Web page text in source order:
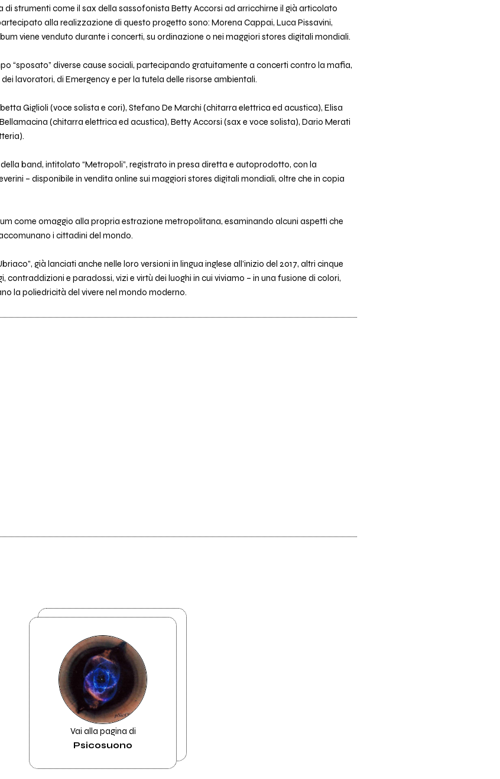
di strumenti come il sax della sassofonista Betty Accorsi ad arricchirne il già articolato
alla realizzazione di questo progetto sono: Morena Cappai, Luca Pissavini,
viene venduto durante i concerti, su ordinazione o nei maggiori stores digitali mondiali.
“sposato” diverse cause sociali, partecipando gratuitamente a concerti contro la mafia,
lavoratori, di Emergency e per la tutela delle risorse ambientali.
Giglioli (voce solista e cori), Stefano De Marchi (chitarra elettrica ed acustica), Elisa
(chitarra elettrica ed acustica), Betty Accorsi (sax e voce solista), Dario Merati
band, intitolato “Metropoli”, registrato in presa diretta e autoprodotto, con la
– disponibile in vendita online sui maggiori stores digitali mondiali, oltre che in copia
come omaggio alla propria estrazione metropolitana, esaminando alcuni aspetti che
i cittadini del mondo.
già lanciati anche nelle loro versioni in lingua inglese all’inizio del 2017, altri cinque
contraddizioni e paradossi, vizi e virtù dei luoghi in cui viviamo – in una fusione di colori,
la poliedricità del vivere nel mondo moderno.
Vai alla pagina di
Psicosuono